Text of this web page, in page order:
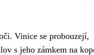
Vinice se probouzejí,
s jeho zámkem na